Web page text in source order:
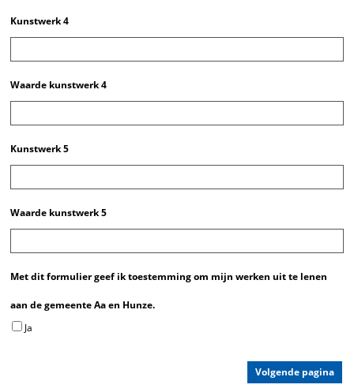
Kunstwerk 4
Waarde kunstwerk 4
Kunstwerk 5
Waarde kunstwerk 5
Met dit formulier geef ik toestemming om mijn werken uit te lenen
aan de gemeente Aa en Hunze.
Ja